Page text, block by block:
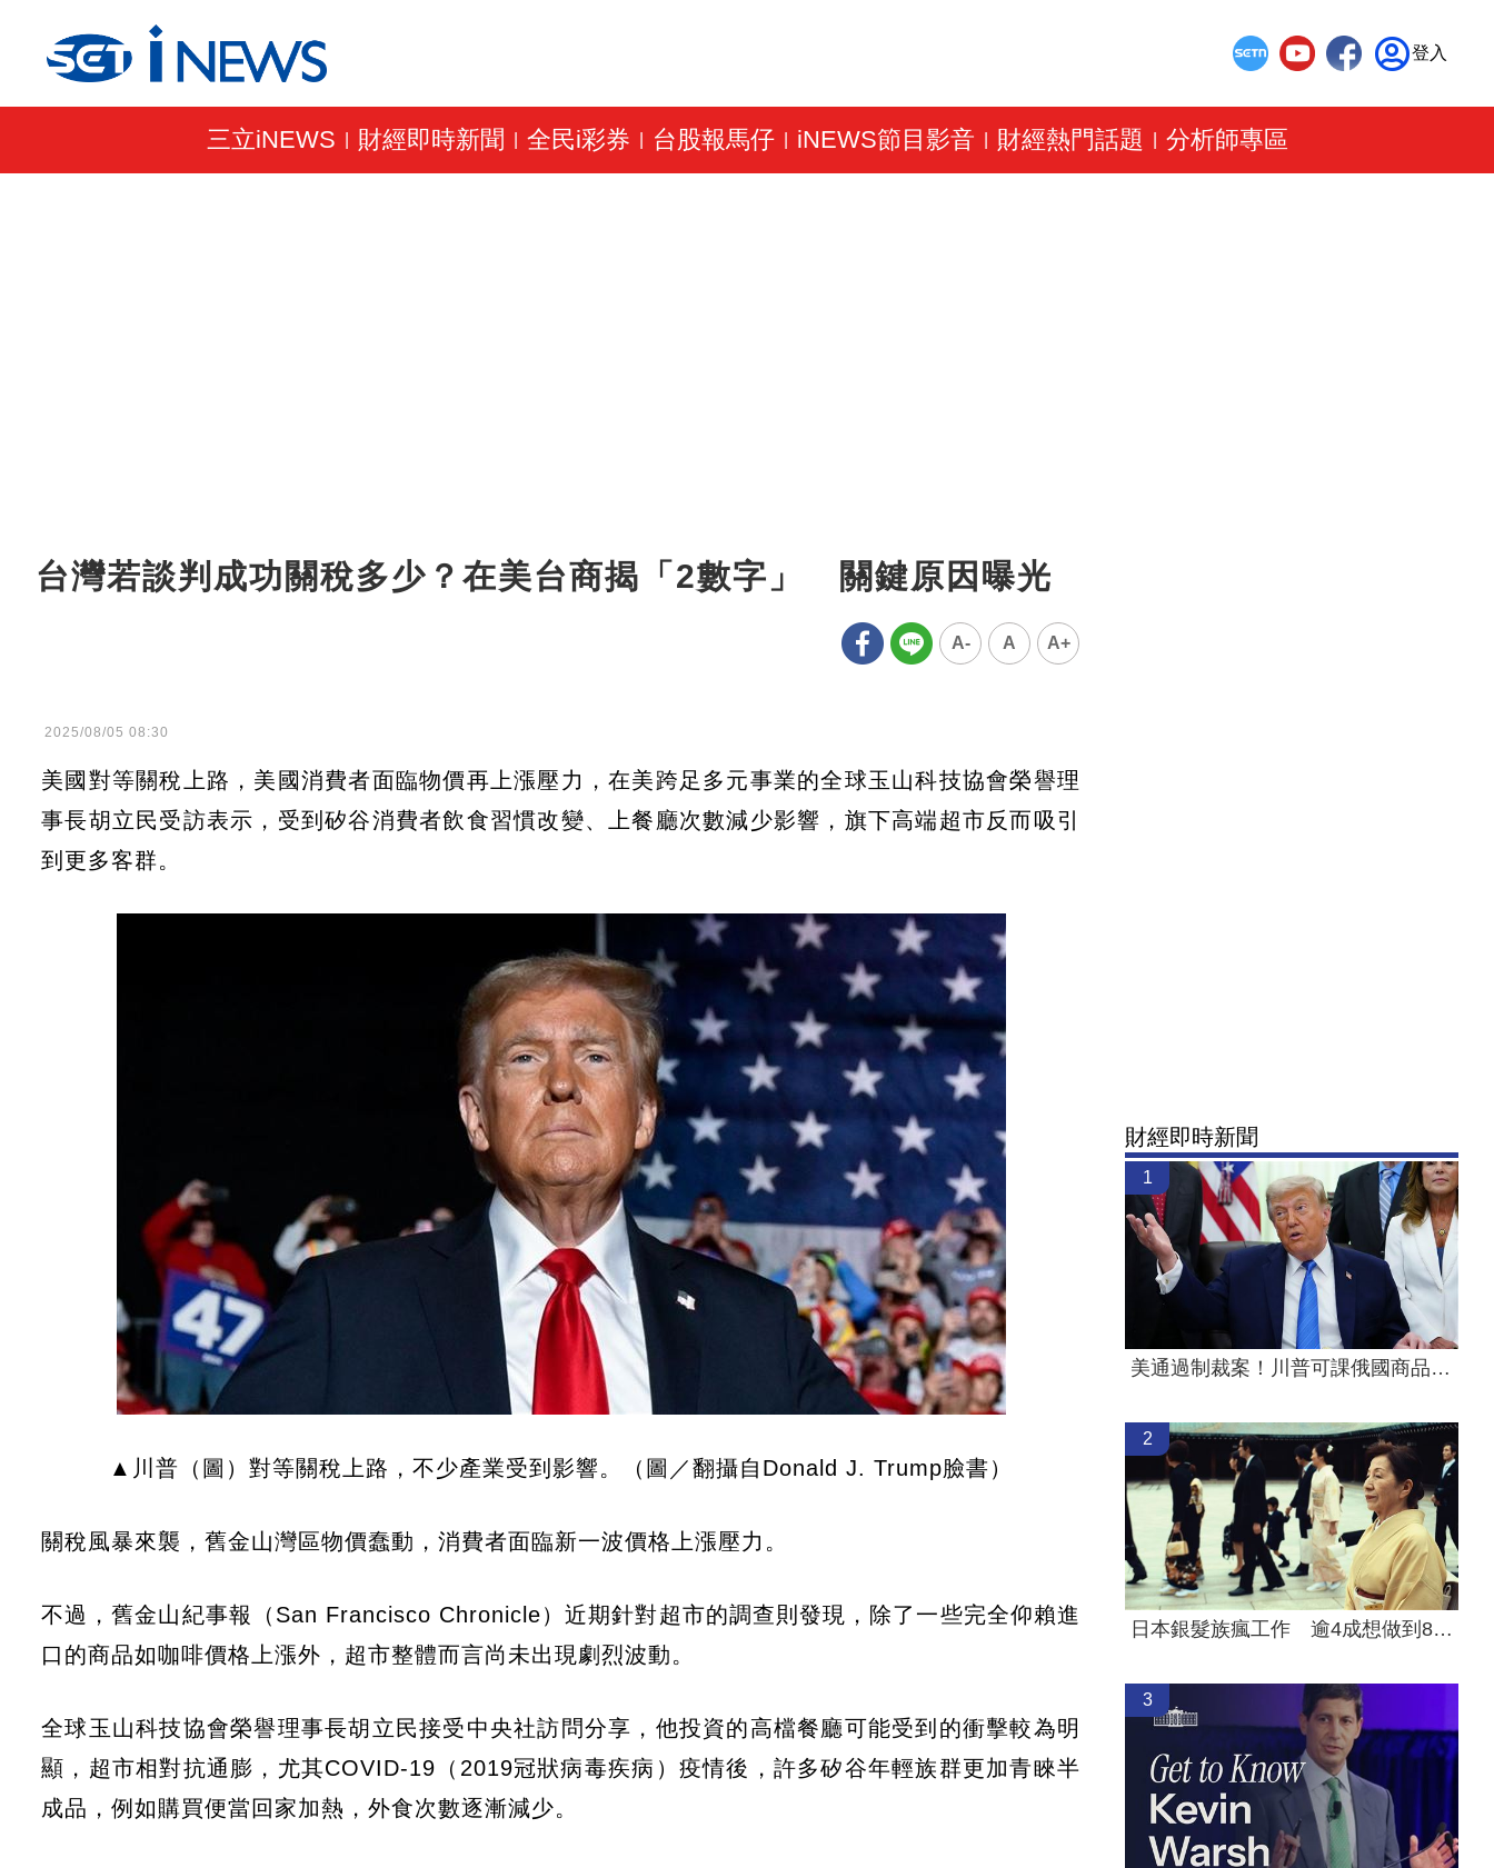
登入
三立iNEWS 財經即時新聞 全民i彩券 台股報馬仔| iNEWS節目影音 財經熱門話題 分析師專區
台灣若談判成功關稅多少？在美台商揭「2數字」 關鍵原因曝光
A- A A+
2025/08/05 08:30
美國對等關稅上路，美國消費者面臨物價再上漲壓力，在美跨足多元事業的全球玉山科技協會榮譽理
事長胡立民受訪表示，受到矽谷消費者飲食習慣改變、上餐廳次數減少影響，旗下高端超市反而吸引
到更多客群。
▲川普（圖）對等關稅上路，不少產業受到影響。（圖／翻攝自Donald J. Trump臉書）
關稅風暴來襲，舊金山灣區物價蠢動，消費者面臨新一波價格上漲壓力。
不過，舊金山紀事報（San Francisco Chronicle）近期針對超市的調查則發現，除了一些完全仰賴進
口的商品如咖啡價格上漲外，超市整體而言尚未出現劇烈波動。
全球玉山科技協會榮譽理事長胡立民接受中央社訪問分享，他投資的高檔餐廳可能受到的衝擊較為明
顯，超市相對抗通膨，尤其COVID-19（2019冠狀病毒疾病）疫情後，許多矽谷年輕族群更加青睞半
成品，例如購買便當回家加熱，外食次數逐漸減少。
財經即時新聞
1
美通過制裁案！川普可課俄國商品500%關稅
2
日本銀髮族瘋工作 逾4成想做到80歲
3